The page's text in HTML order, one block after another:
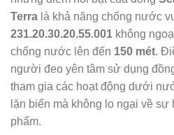
Terra là khả năng chống nước
231.20.30.20.55.001 không
chống nước lên đến 150 mét.
người đeo yên tâm sử dụng
tham gia các hoạt động dưới
lặn biển mà không lo ngại về sự
phẩm.